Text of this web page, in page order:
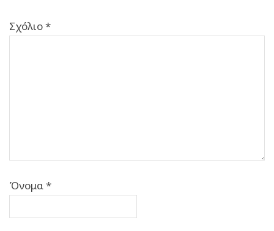
Σχόλιο*
Όνομα*